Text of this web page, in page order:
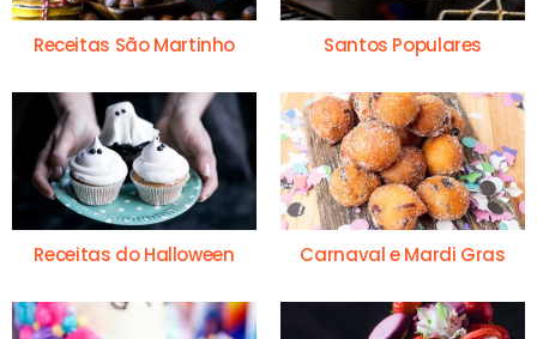
Receitas São Martinho Santos Populares
Receitas do Halloween Carnaval e Mardi Gras